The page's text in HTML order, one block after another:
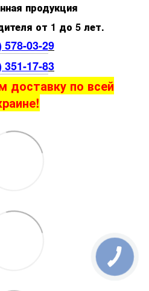
продукция
от 1 до 5 лет.
578-03-29
351-17-83
доставку по всей